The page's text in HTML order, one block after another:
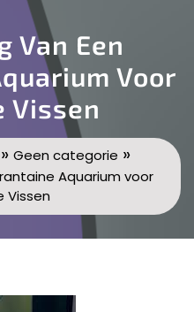
Van Een
Voor
Vissen
» Geen categorie »
Aquarium voor
Vissen